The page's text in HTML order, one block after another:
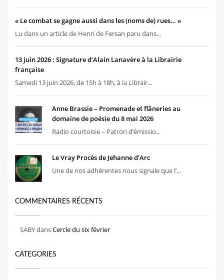
« Le combat se gagne aussi dans les (noms de) rues… »
Lu dans un article de Henri de Fersan paru dans...
13 juin 2026 : Signature d’Alain Lanavère à la Librairie
française
Samedi 13 juin 2026, de 15h à 18h, à la Librair...
Anne Brassie – Promenade et flâneries au
domaine de poésie du 8 mai 2026
Radio courtoisie – Patron d’émissio...
Le Vray Procès de Jehanne d’Arc
Une de nos adhérentes nous signale que l’...
COMMENTAIRES RÉCENTS
SABYdansCercle du six février
CATEGORIES